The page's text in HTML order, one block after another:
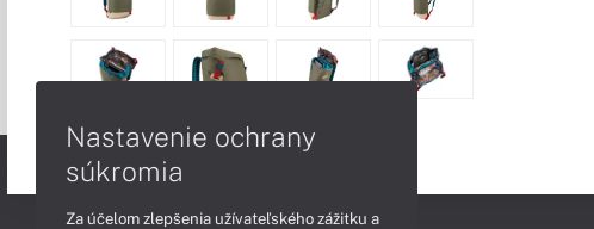
Nastavenie ochrany
súkromia
Za účelom zlepšenia užívateľského zážitku a